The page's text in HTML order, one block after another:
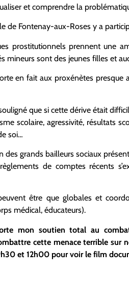
et comprendre la
de Fontenay-aux-Roses y a
prostitutionnels prennent une
mineurs sont des jeunes filles et
en fait aux proxénètes presque
que si cette dérive était
scolaire, agressivité, résultats
soi…
grands bailleurs sociaux
de comptes récents
être que globales et
médical, éducateurs).
mon soutien total au
cette menace terrible sur
et 12h00 pour voir le film